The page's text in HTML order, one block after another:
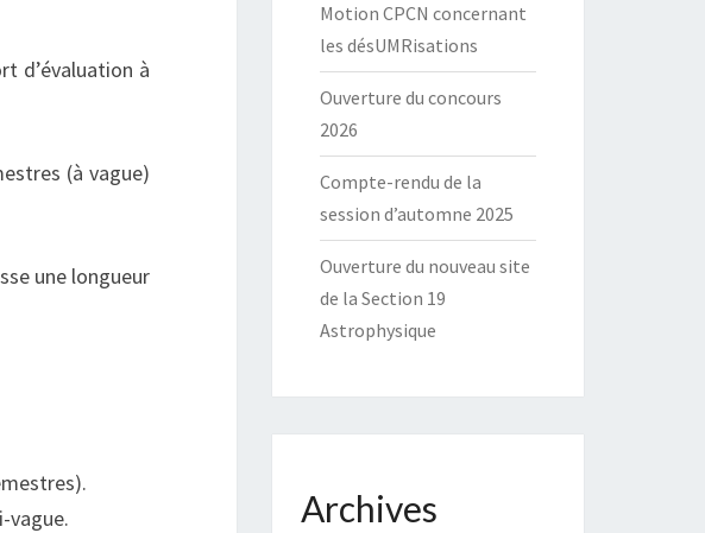
d’évaluation à
(à vague)
une longueur
vague.
Motion CPCN concernant
les désUMRisations
Ouverture du concours
2026
Compte-rendu de la
session d’automne 2025
Ouverture du nouveau site
de la Section 19
Astrophysique
Archives